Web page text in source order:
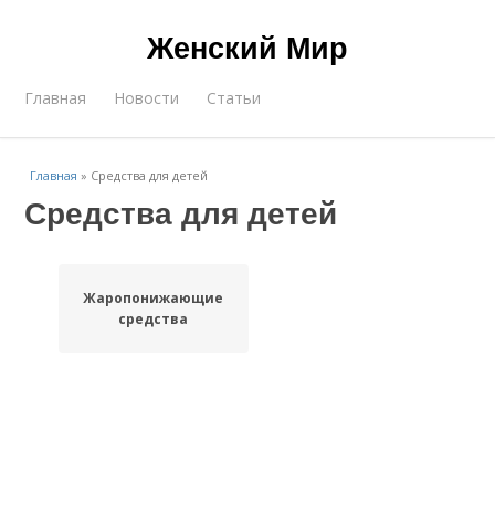
Женский Мир
Главная Новости Статьи
Главная » Средства для детей
Средства для детей
Жаропонижающие
средства